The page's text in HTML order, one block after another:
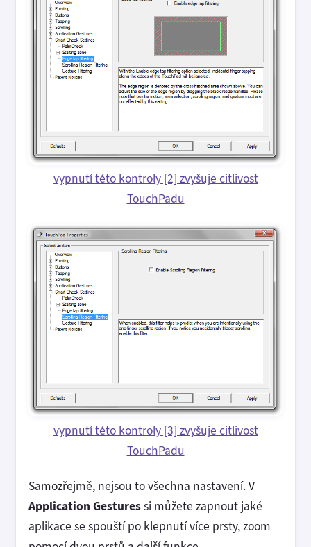
vypnutí této kontroly [2] zvyšuje citlivost
TouchPadu
vypnutí této kontroly [3] zvyšuje citlivost
TouchPadu
Samozřejmě, nejsou to všechna nastavení. V
Application Gesturessi můžete zapnout jaké
aplikace se spouští po klepnutí více prsty, zoom